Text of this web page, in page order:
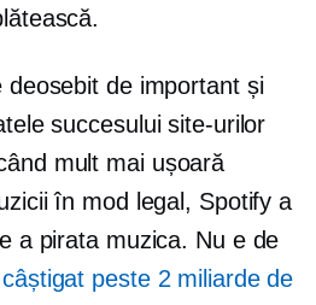
deosebit de important și
succesului site-urilor
mult mai ușoară
în mod legal, Spotify a
a pirata muzica. Nu e de
peste 2 miliarde de